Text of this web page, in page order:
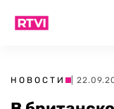
НОВОСТИ |